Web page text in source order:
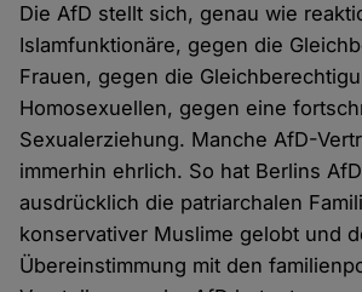
Die AfD stellt sich, genau wie
Islamfunktionäre, gegen die
Frauen, gegen die
Homosexuellen, gegen eine
Sexualerziehung. Manche AfD-
immerhin ehrlich. So hat Berlins
ausdrücklich die patriarchalen
konservativer Muslime gelobt und
Übereinstimmung mit den